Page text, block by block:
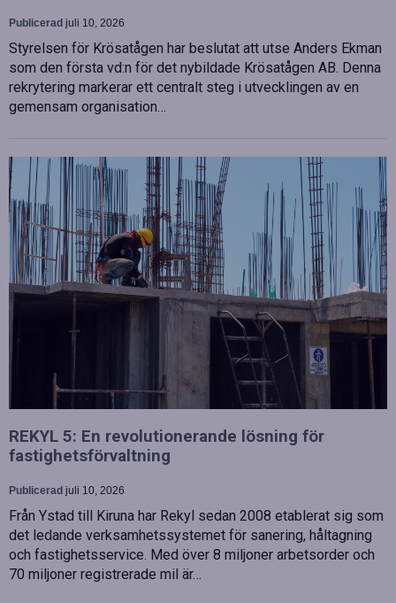
Publicerad juli 10, 2026
Styrelsen för Krösatågen har beslutat att utse Anders Ekman
som den första vd:n för det nybildade Krösatågen AB. Denna
rekrytering markerar ett centralt steg i utvecklingen av en
gemensam organisation…
REKYL 5: En revolutionerande lösning för
fastighetsförvaltning
Publicerad juli 10, 2026
Från Ystad till Kiruna har Rekyl sedan 2008 etablerat sig som
det ledande verksamhetssystemet för sanering, håltagning
och fastighetsservice. Med över 8 miljoner arbetsorder och
70 miljoner registrerade mil är…